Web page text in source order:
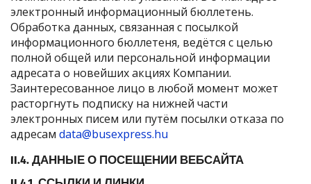
электронный информационный бюллетень.
Обработка данных, связанная с посылкой
информационного бюллетеня, ведётся с целью
полной общей или персональной информации
адресата о новейших акциях Компании.
Заинтересованное лицо в любой момент может
расторгнуть подписку на нижней части
электронных писем или путём посылки отказа по
адресам data@busexpress.hu
II.4. ДАННЫЕ О ПОСЕЩЕНИИ ВЕБСАЙТА